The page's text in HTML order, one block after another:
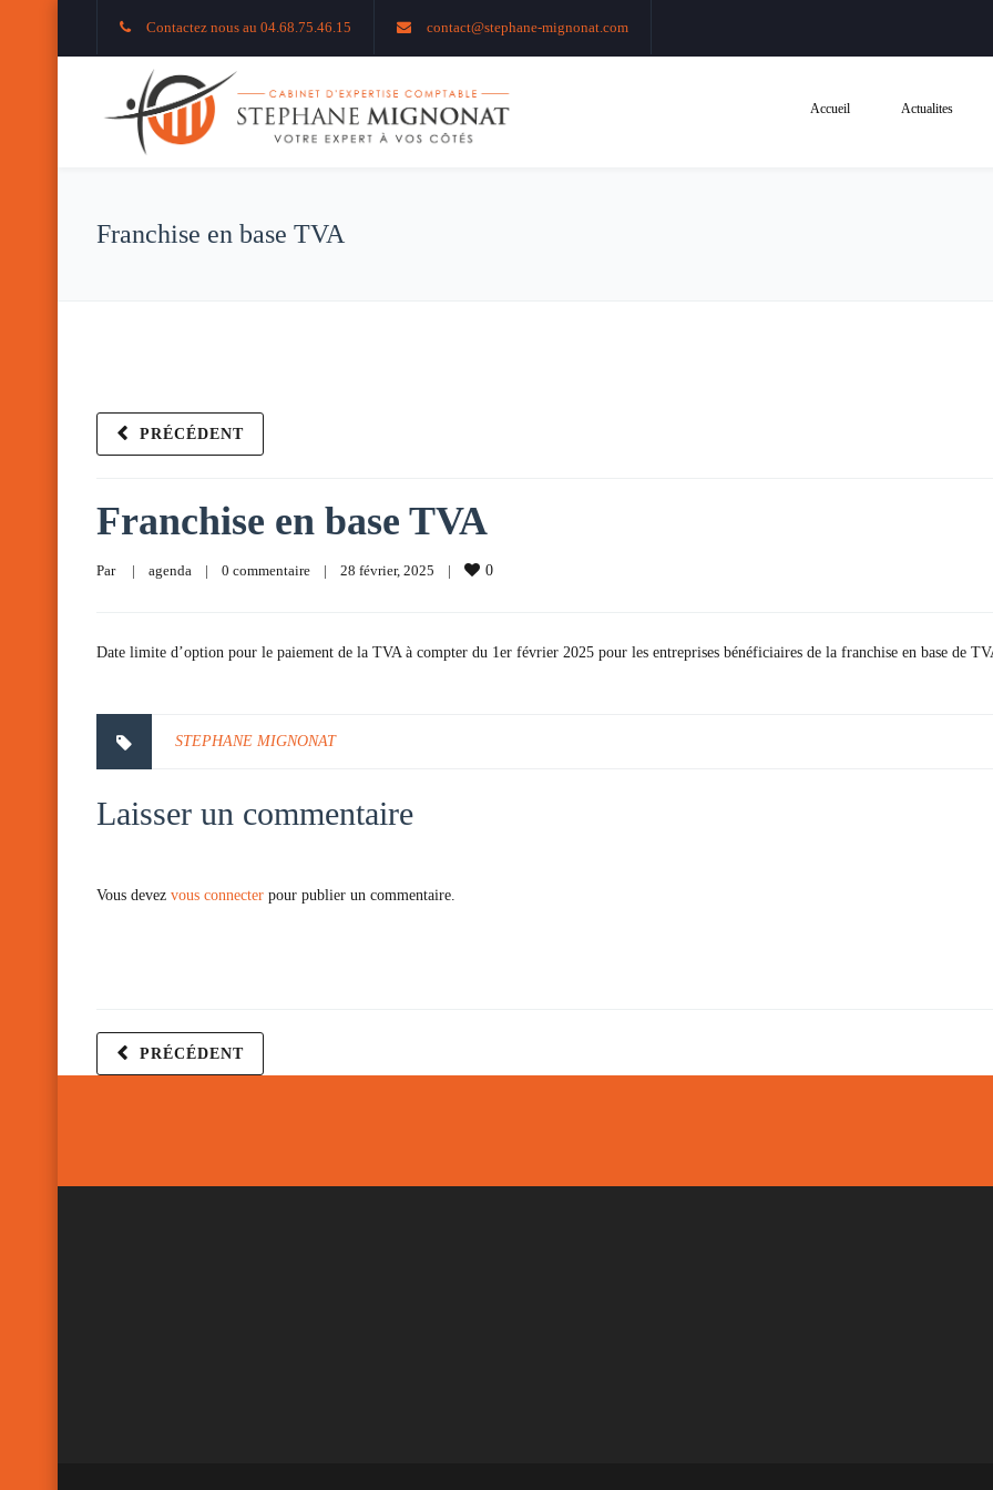
Contactez nous au 04.68.75.46.15 contact@stephane-mignonat.com
Accueil Actualites
Franchise en base TVA
PRÉCÉDENT
Franchise en base TVA
Par | agenda | 0 commentaire | 28 février, 2025 | 0
Date limite d’option pour le paiement de la TVA à compter du 1er février 2025 pour les entreprises bénéficiaires de la franchise en base de
STEPHANE MIGNONAT
Laisser un commentaire
Vous devez vous connecter pour publier un commentaire.
PRÉCÉDENT